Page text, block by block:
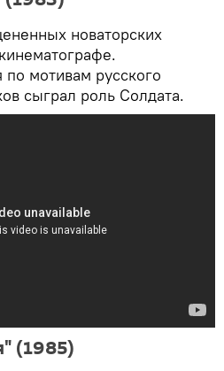
новаторских
мотивам русского
сыграл роль Солдата.
(1985)